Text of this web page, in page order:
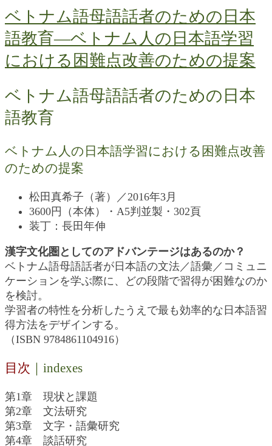
ベトナム語母語話者のための日本
語教育―ベトナム人の日本語学習
における困難点改善のための提案
ベトナム語母語話者のための日本
語教育
ベトナム人の日本語学習における困難点改善
のための提案
松田真希子（著）／2016年3月
3600円（本体）・A5判並製・302頁
装丁：長田年伸
漢字文化圏としてのアドバンテージはあるのか？
ベトナム語母語話者が日本語の文法／語彙／コミュニ
ケーションを学ぶ際に、どの段階で習得が困難なのか
を検討。
学習者の特性を分析したうえで最も効率的な日本語習
得方法をデザインする。
（ISBN 9784861104916）
目次 ｜indexes
第1章 現状と課題
第2章 文法研究
第3章 文字・語彙研究
第4章 談話研究